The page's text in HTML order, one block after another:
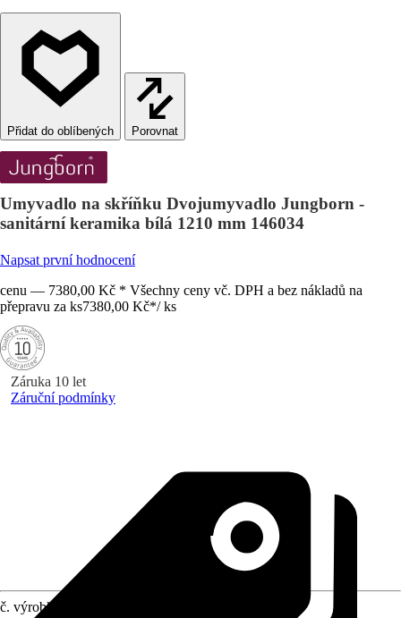
Porovnat
Umyvadlo na skříňku Dvojumyvadlo Jungborn -
sanitární keramika bílá 1210 mm 146034
Napsat první hodnocení
cenu — 7380,00 Kč * Všechny ceny vč. DPH a bez nákladů na
přepravu za ks7380,00 Kč*/ ks
Záruka 10 let
Záruční podmínky
č. výrobku